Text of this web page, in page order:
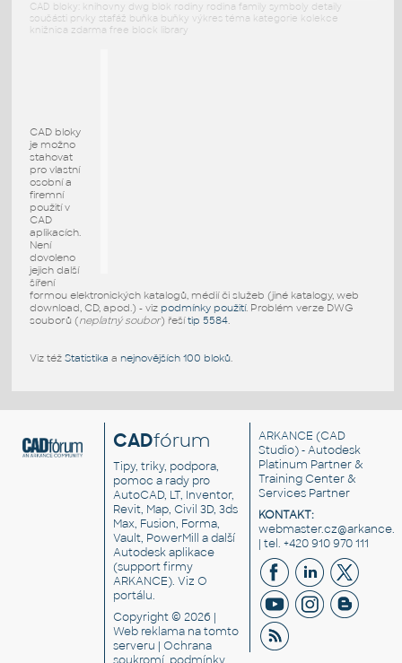
CAD bloky: knihovny dwg blok rodiny rodina family symboly detaily
součásti prvky stafáž buňka buňky výkres téma kategorie kolekce
knižnica zdarma free block library
CAD bloky
je možno
stahovat
pro vlastní
osobní a
firemní
použití v
CAD
aplikacích.
Není
dovoleno
jejich další
šíření
formou elektronických katalogů, médií či služeb (jiné katalogy, web
download, CD, apod.) - viz podmínky použití. Problém verze DWG
souborů (neplatný soubor) řešítip 5584.
Viz též Statistika a nejnovějších 100 bloků.
CADfórum
Tipy, triky, podpora,
pomoc a rady pro
AutoCAD, LT, Inventor,
Revit, Map, Civil 3D, 3ds
Max, Fusion, Forma,
Vault, PowerMill a další
Autodesk aplikace
(support firmy
ARKANCE). VizO
portálu.
Copyright © 2026 |
Web reklama na tomto
serveru |Ochrana
soukromí, podmínky
ARKANCE (CAD
Studio) - Autodesk
Platinum Partner &
Training Center &
Services Partner
KONTAKT:
| tel. +420 910 970 111